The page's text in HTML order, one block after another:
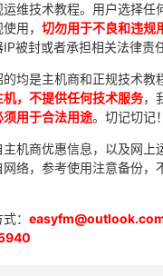
维技术教程。用户选择任
用， 切勿用于不良和违规
被封或者承担相关法律责任
均是主机商和正规技术教
，不提供任何技术服务，
须用于合法用途。切记切记
主机商优惠信息，以及网上
络，参考使用注意备份，
：